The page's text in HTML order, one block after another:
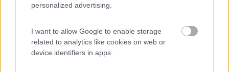
personalized advertising.
I want to allow Google to enable storage
related to analytics like cookies on web or
device identifiers in apps.
ci sono talmente tanti .... che sicuramente ritorneremo peggio di prima in
poco tempo lo è stato x la seconda apertura figuriamoci se i FURBI
DETRATTORI non ci riprovano . oggi a VICENZA un migliaio di persone